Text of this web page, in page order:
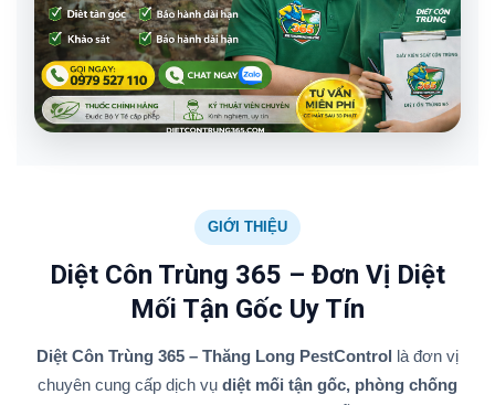
GIỚI THIỆU
Diệt Côn Trùng 365 – Đơn Vị Diệt
Mối Tận Gốc Uy Tín
Diệt Côn Trùng 365 – Thăng Long PestControl là đơn vị
chuyên cung cấp dịch vụ diệt mối tận gốc, phòng chống